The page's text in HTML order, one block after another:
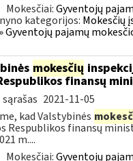
Mokesčiai:Gyventojų
kategorijos: Mokesčių
Gyventojų pajamų
mokesčių
finansų
2021-11-05
kad Valstybinės
Respublikos finansų
m....
Mokesčiai:Gyventojų